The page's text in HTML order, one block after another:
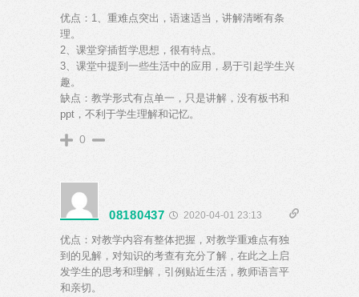
优点：1、重难点突出，语速适当，讲解清晰有条
理。
2、课堂穿插哲学思想，很有特点。
3、课堂中提到一些生活中的应用，易于引起学生兴
趣。
缺点：教学形式有点单一，只是讲解，没有板书和
ppt，不利于学生理解和记忆。
0
08180437 2020-04-01 23:13
优点：对教学内容有整体把握，对教学重难点有独
到的见解，对知识的考查有充分了解，在此之上启
发学生的思考和理解，引例贴近生活，教师语言平
和亲切。